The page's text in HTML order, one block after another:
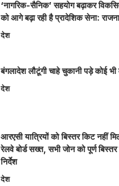
‘नागरिक-सैनिक’ सहयोग बढ़ाकर
को आगे बढ़ा रही है प्रादेशिक सेना:
देश
बंगलादेश लौटूंगी चाहे चुकानी पड़े कोई
देश
आरएसी यात्रियों को बिस्तर किट नहीं
रेलवे बोर्ड सख्त, सभी जोन को पूर्ण
निर्देश
देश